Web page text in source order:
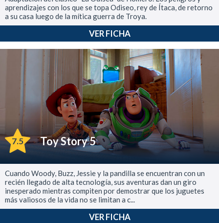
aprendizajes con los que se topa Odiseo, rey de Ítaca, de retorno
a su casa luego de la mítica guerra de Troya.
VER FICHA
7.5 Toy Story 5
Cuando Woody, Buzz, Jessie y la pandilla se encuentran con un
recién llegado de alta tecnología, sus aventuras dan un giro
inesperado mientras compiten por demostrar que los juguetes
más valiosos de la vida no se limitan a c...
VER FICHA